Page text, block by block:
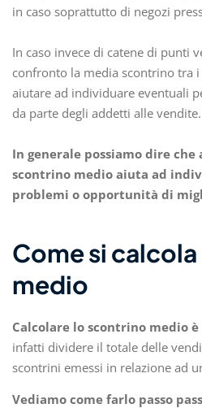
in caso soprattutto di negozi
In caso invece di catene di punti
confronto la media scontrino tra
aiutare ad individuare eventuali
da parte degli addetti alle vendite.
In generale possiamo dire che
scontrino medio aiuta ad
problemi o opportunità di
Come si
medio
Calcolare lo scontrino medio
infatti dividere il totale delle
scontrini emessi in relazione ad
Vediamo come farlo passo